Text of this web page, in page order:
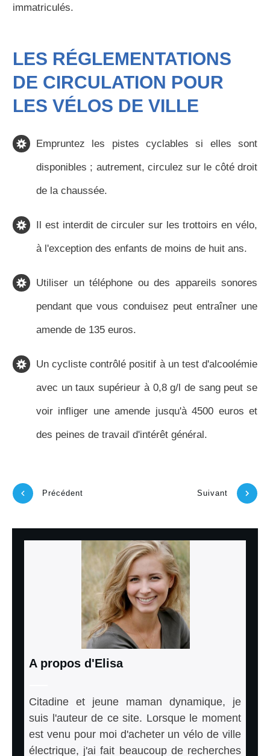
immatriculés.
LES RÉGLEMENTATIONS
DE CIRCULATION POUR
LES VÉLOS DE VILLE
Empruntez les pistes cyclables si elles sont
disponibles ; autrement, circulez sur le côté droit
de la chaussée.
Il est interdit de circuler sur les trottoirs en vélo,
à l'exception des enfants de moins de huit ans.
Utiliser un téléphone ou des appareils sonores
pendant que vous conduisez peut entraîner une
amende de 135 euros.
Un cycliste contrôlé positif à un test d'alcoolémie
avec un taux supérieur à 0,8 g/l de sang peut se
voir infliger une amende jusqu'à 4500 euros et
des peines de travail d'intérêt général.
Précédent Suivant
A propos d'Elisa
Citadine et jeune maman dynamique, je
suis l'auteur de ce site. Lorsque le moment
est venu pour moi d'acheter un vélo de ville
électrique, j'ai fait beaucoup de recherches